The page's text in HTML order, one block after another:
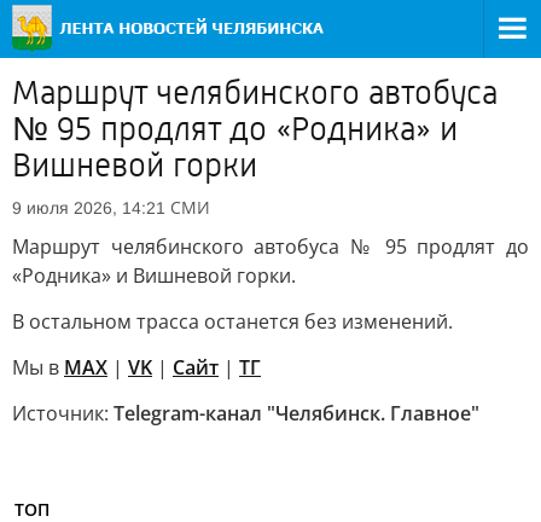
Маршрут челябинского автобуса
№ 95 продлят до «Родника» и
Вишневой горки
9 июля 2026, 14:21 СМИ
Маршрут челябинского автобуса № 95 продлят до
«Родника» и Вишневой горки.
В остальном трасса останется без изменений.
Мы в MAX | VK | Сайт | ТГ
Источник: Telegram-канал "Челябинск. Главное"
ТОП